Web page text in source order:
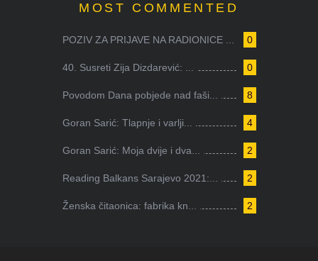
MOST COMMENTED
0
POZIV ZA PRIJAVE NA RADIONICE ...
0
40. Susreti Zija Dizdarević: ...
8
Povodom Dana pobjede nad faši...
4
Goran Sarić: Tlapnje i varlji...
2
Goran Sarić: Moja dvije i dva...
2
Reading Balkans Sarajevo 2021:...
2
Ženska čitaonica: fabrika kn...